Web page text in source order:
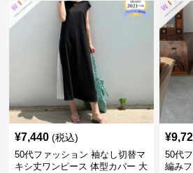
¥7,440 (税込)
50代ファッション 袖なし切替マ
キシ丈ワンピース 体型カバー 大
¥
50代
編み